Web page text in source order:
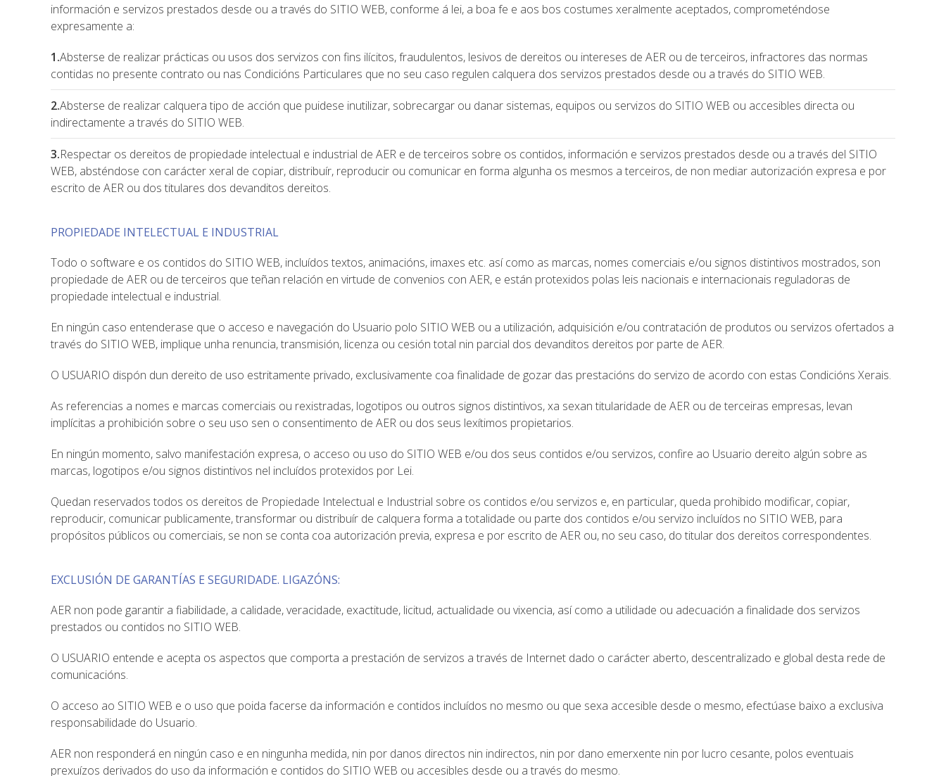
información e servizos prestados desde ou a través do SITIO WEB, conforme á lei, a boa fe e aos bos costumes xeralmente aceptados, comprometéndose
expresamente a:
1.Absterse de realizar prácticas ou usos dos servizos con fins ilícitos, fraudulentos, lesivos de dereitos ou intereses de AER ou de terceiros, infractores das normas
contidas no presente contrato ou nas Condicións Particulares que no seu caso regulen calquera dos servizos prestados desde ou a través do SITIO WEB.
2.Absterse de realizar calquera tipo de acción que puidese inutilizar, sobrecargar ou danar sistemas, equipos ou servizos do SITIO WEB ou accesibles directa ou
indirectamente a través do SITIO WEB.
3.Respectar os dereitos de propiedade intelectual e industrial de AER e de terceiros sobre os contidos, información e servizos prestados desde ou a través del SITIO
WEB, absténdose con carácter xeral de copiar, distribuír, reproducir ou comunicar en forma algunha os mesmos a terceiros, de non mediar autorización expresa e por
escrito de AER ou dos titulares dos devanditos dereitos.
PROPIEDADE INTELECTUAL E INDUSTRIAL
Todo o software e os contidos do SITIO WEB, incluídos textos, animacións, imaxes etc. así como as marcas, nomes comerciais e/ou signos distintivos mostrados, son
propiedade de AER ou de terceiros que teñan relación en virtude de convenios con AER, e están protexidos polas leis nacionais e internacionais reguladoras de
propiedade intelectual e industrial.
En ningún caso entenderase que o acceso e navegación do Usuario polo SITIO WEB ou a utilización, adquisición e/ou contratación de produtos ou servizos ofertados a
través do SITIO WEB, implique unha renuncia, transmisión, licenza ou cesión total nin parcial dos devanditos dereitos por parte de AER.
O USUARIO dispón dun dereito de uso estritamente privado, exclusivamente coa finalidade de gozar das prestacións do servizo de acordo con estas Condicións Xerais.
As referencias a nomes e marcas comerciais ou rexistradas, logotipos ou outros signos distintivos, xa sexan titularidade de AER ou de terceiras empresas, levan
implícitas a prohibición sobre o seu uso sen o consentimento de AER ou dos seus lexítimos propietarios.
En ningún momento, salvo manifestación expresa, o acceso ou uso do SITIO WEB e/ou dos seus contidos e/ou servizos, confire ao Usuario dereito algún sobre as
marcas, logotipos e/ou signos distintivos nel incluídos protexidos por Lei.
Quedan reservados todos os dereitos de Propiedade Intelectual e Industrial sobre os contidos e/ou servizos e, en particular, queda prohibido modificar, copiar,
reproducir, comunicar publicamente, transformar ou distribuír de calquera forma a totalidade ou parte dos contidos e/ou servizo incluídos no SITIO WEB, para
propósitos públicos ou comerciais, se non se conta coa autorización previa, expresa e por escrito de AER ou, no seu caso, do titular dos dereitos correspondentes.
EXCLUSIÓN DE GARANTÍAS E SEGURIDADE. LIGAZÓNS:
AER non pode garantir a fiabilidade, a calidade, veracidade, exactitude, licitud, actualidade ou vixencia, así como a utilidade ou adecuación a finalidade dos servizos
prestados ou contidos no SITIO WEB.
O USUARIO entende e acepta os aspectos que comporta a prestación de servizos a través de Internet dado o carácter aberto, descentralizado e global desta rede de
comunicacións.
O acceso ao SITIO WEB e o uso que poida facerse da información e contidos incluídos no mesmo ou que sexa accesible desde o mesmo, efectúase baixo a exclusiva
responsabilidade do Usuario.
AER non responderá en ningún caso e en ningunha medida, nin por danos directos nin indirectos, nin por dano emerxente nin por lucro cesante, polos eventuais
prexuízos derivados do uso da información e contidos do SITIO WEB ou accesibles desde ou a través do mesmo.